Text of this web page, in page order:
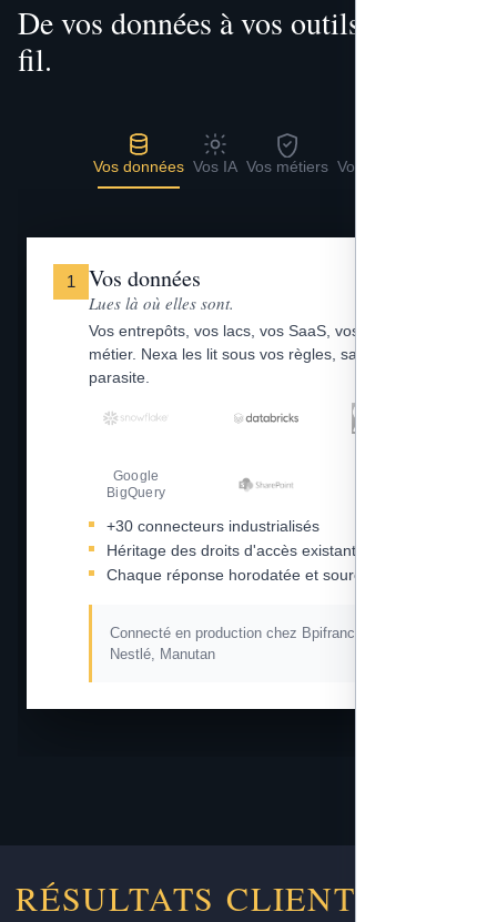
De vos données à vos outils, un seul
fil.
Vos données Vos IA Vos métiers Vos outils
1 Vos données
Lues là où elles sont.
Vos entrepôts, vos lacs, vos SaaS, vos fichiers
métier. Nexa les lit sous vos règles, sans copie
parasite.
Google
BigQuery
+30 connecteurs industrialisés
Héritage des droits d'accès existants
Chaque réponse horodatée et sourcée
Connecté en production chez Bpifrance, L'Oréal,
Nestlé, Manutan
RÉSULTATS CLIENTS